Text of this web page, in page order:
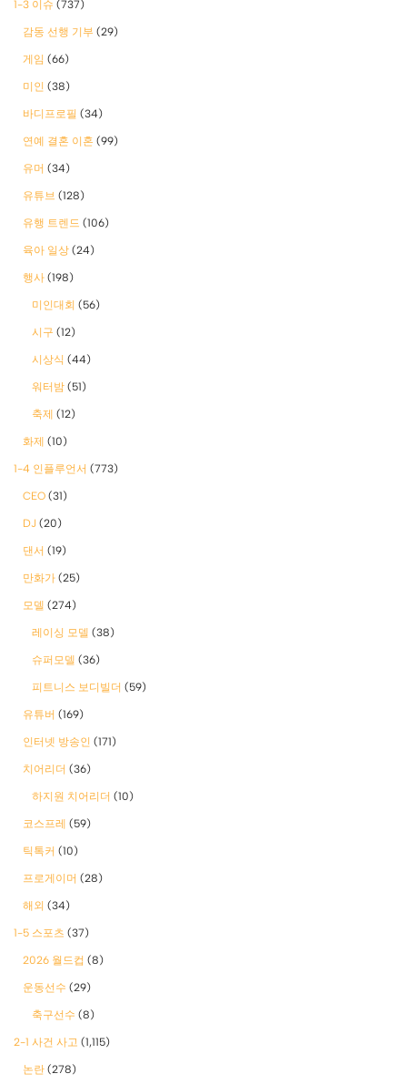
1-3 이슈 (737)
감동 선행 기부 (29)
게임 (66)
미인 (38)
바디프로필 (34)
연예 결혼 이혼 (99)
유머 (34)
유튜브 (128)
유행 트렌드 (106)
육아 일상 (24)
행사 (198)
미인대회 (56)
시구 (12)
시상식 (44)
워터밤 (51)
축제 (12)
화제 (10)
1-4 인플루언서 (773)
CEO (31)
DJ (20)
댄서 (19)
만화가 (25)
모델 (274)
레이싱 모델 (38)
슈퍼모델 (36)
피트니스 보디빌더 (59)
유튜버 (169)
인터넷 방송인 (171)
치어리더 (36)
하지원 치어리더 (10)
코스프레 (59)
틱톡커 (10)
프로게이머 (28)
해외 (34)
1-5 스포츠 (37)
2026 월드컵 (8)
운동선수 (29)
축구선수 (8)
2-1 사건 사고 (1,115)
논란 (278)